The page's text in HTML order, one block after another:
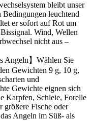
bleibt unser
leuchtend
er sofort auf Rot um
Wind, Wellen
nicht aus –
Angeln】Wählen Sie
Gewichten 9 g, 10 g,
und
Gewichte eignen sich
Karpfen, Schleie, Forelle
größere Fische oder
Angeln im Süß- als